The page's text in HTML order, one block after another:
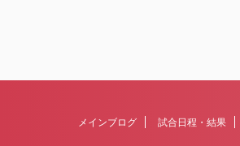
メインブログ 試合日程・結果